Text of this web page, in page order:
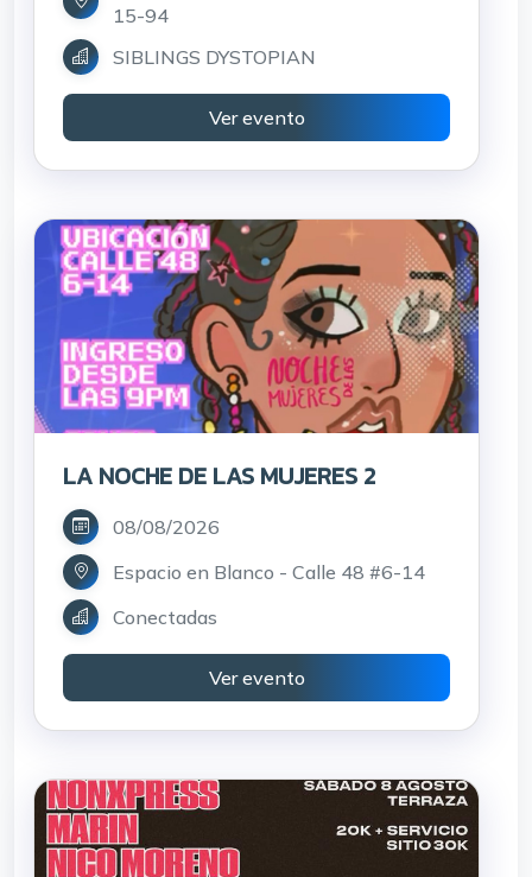
15-94
SIBLINGS DYSTOPIAN
Ver evento
LA NOCHE DE LAS MUJERES 2
08/08/2026
Espacio en Blanco - Calle 48 #6-14
Conectadas
Ver evento